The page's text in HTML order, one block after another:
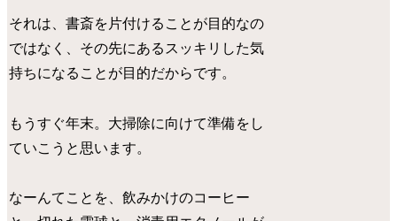
それは、書斎を片付けることが目的なの
ではなく、その先にあるスッキリした気
持ちになることが目的だからです。
もうすぐ年末。大掃除に向けて準備をし
ていこうと思います。
なーんてことを、飲みかけのコーヒー